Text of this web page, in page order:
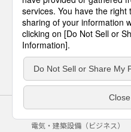
サイトのご利用にあたって
電気・建築設備（ビジネス）